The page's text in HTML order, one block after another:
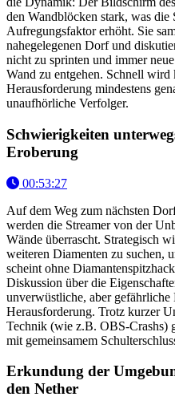
den Wandblöcken stark, was die
Aufregungsfaktor erhöht. Sie
nahegelegenen Dorf und
nicht zu sprinten und immer
Wand zu entgehen. Schnell
Herausforderung mindestens
unaufhörliche Verfolger.
Schwierigkeiten
Eroberung
00:53:27
Auf dem Weg zum nächsten
werden die Streamer von der
Wände überrascht. Strategisch
weiteren Diamenten zu suchen,
scheint ohne
Diskussion über die
unverwüstliche, aber
Herausforderung. Trotz kurzer
Technik (wie z.B. OBS-Crashs)
mit gemeinsamem
Erkundung der
den Nether